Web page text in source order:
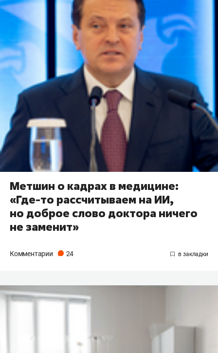
Метшин о кадрах в медицине:
«Где-то рассчитываем на ИИ,
но доброе слово доктора ничего
не заменит»
Комментарии 24